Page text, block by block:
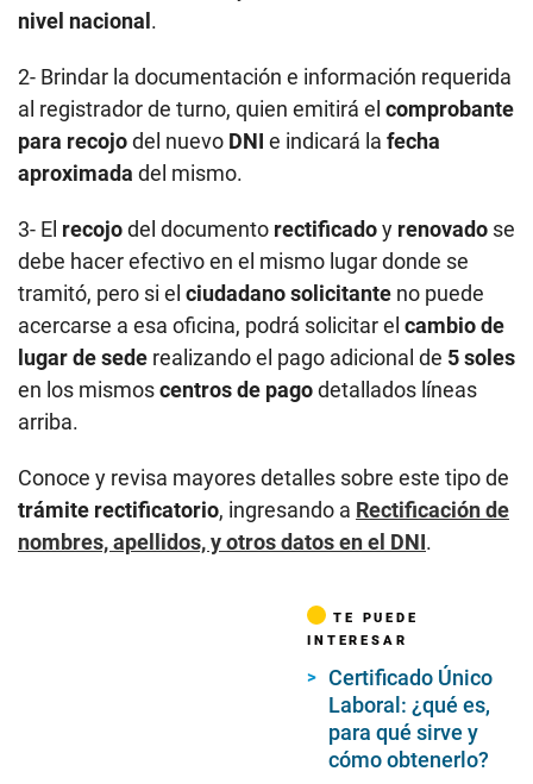
nivel nacional .
2- Brindar la documentación e información requerida
al registrador de turno, quien emitirá el comprobante
para recojodel nuevo DNI e indicará la fecha
aproximada del mismo.
3- El recojodel documento rectificadoy renovado se
debe hacer efectivo en el mismo lugar donde se
tramitó, pero si el ciudadano solicitante no puede
acercarse a esa oficina, podrá solicitar el cambio de
lugar de sede realizando el pago adicional de 5 soles
en los mismoscentros de pagodetallados líneas
arriba.
Conoce y revisa mayores detalles sobre este tipo de
trámite rectificatorio, ingresando a Rectificación de
nombres, apellidos, y otros datos en el DNI.
TE PUEDE
INTERESAR
Certificado Único
Laboral: ¿qué es,
para qué sirve y
cómo obtenerlo?